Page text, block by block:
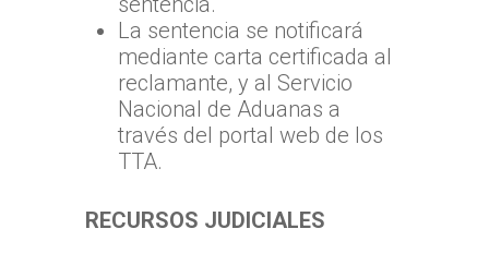
La sentencia se notificará
mediante carta certificada al
reclamante, y al Servicio
Nacional de Aduanas a
través del portal web de los
TTA.
RECURSOS JUDICIALES